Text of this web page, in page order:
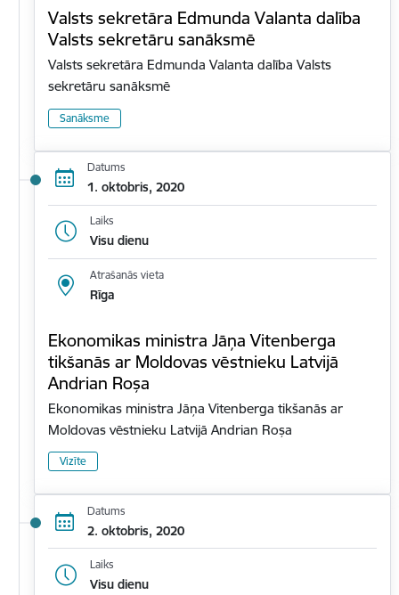
Valsts sekretāra Edmunda Valanta dalība
Valsts sekretāru sanāksmē
Valsts sekretāra Edmunda Valanta dalība Valsts
sekretāru sanāksmē
Sanāksme
Datums
1. oktobris, 2020
Laiks
Visu dienu
Atrašanās vieta
Rīga
Ekonomikas ministra Jāņa Vitenberga
tikšanās ar Moldovas vēstnieku Latvijā
Andrian Roșa
Ekonomikas ministra Jāņa Vitenberga tikšanās ar
Moldovas vēstnieku Latvijā Andrian Roșa
Vizīte
Datums
2. oktobris, 2020
Laiks
Visu dienu